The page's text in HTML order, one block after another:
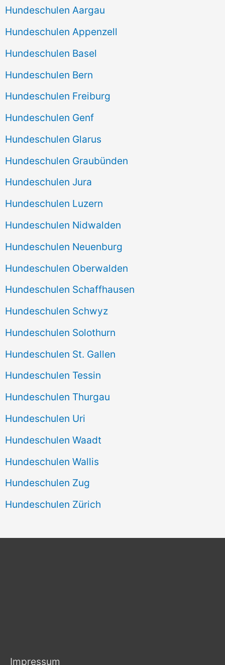
Hundeschulen Aargau
Hundeschulen Appenzell
Hundeschulen Basel
Hundeschulen Bern
Hundeschulen Freiburg
Hundeschulen Genf
Hundeschulen Glarus
Hundeschulen Graubünden
Hundeschulen Jura
Hundeschulen Luzern
Hundeschulen Nidwalden
Hundeschulen Neuenburg
Hundeschulen Oberwalden
Hundeschulen Schaffhausen
Hundeschulen Schwyz
Hundeschulen Solothurn
Hundeschulen St. Gallen
Hundeschulen Tessin
Hundeschulen Thurgau
Hundeschulen Uri
Hundeschulen Waadt
Hundeschulen Wallis
Hundeschulen Zug
Hundeschulen Zürich
Impressum